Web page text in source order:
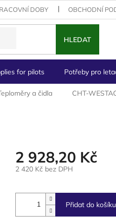
DOBY OBCHODNÍ
HLEDAT
for pilots Potřeby pro
a čidla CHT-
2 928,20 Kč
2 420 Kč bez DPH
cena:
Přidat do košíku